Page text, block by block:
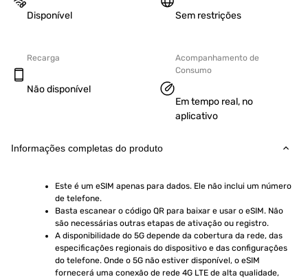
Disponível Sem restrições
Recarga
Não disponível
Acompanhamento de
Consumo
Em tempo real, no
aplicativo
Informações completas do produto
Este é um eSIM apenas para dados. Ele não inclui um número
de telefone.
Basta escanear o código QR para baixar e usar o eSIM. Não
são necessárias outras etapas de ativação ou registro.
A disponibilidade do 5G depende da cobertura da rede, das
especificações regionais do dispositivo e das configurações
do telefone. Onde o 5G não estiver disponível, o eSIM
fornecerá uma conexão de rede 4G LTE de alta qualidade,